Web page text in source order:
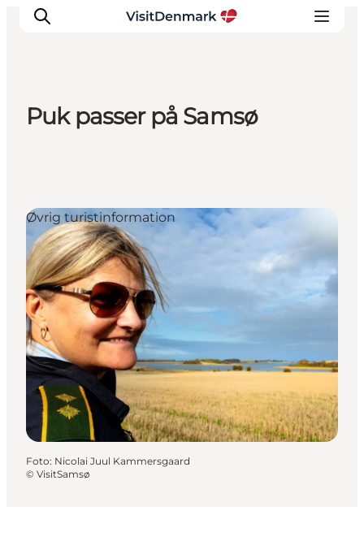
Overnatning
Planlæg ferien
Puk passer på Samsø
Øvrig turistinformation
Foto: Nicolai Juul Kammersgaard
© VisitSamsø